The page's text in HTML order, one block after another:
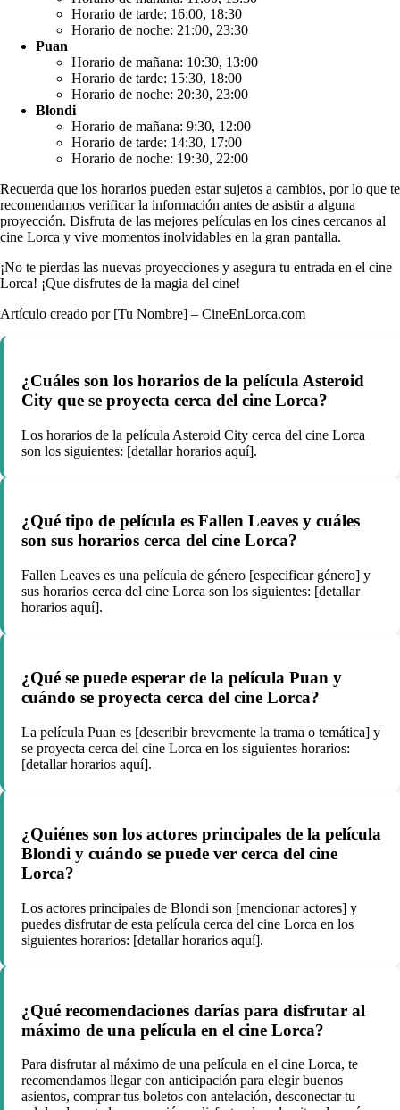
Horario de tarde: 16:00, 18:30
Horario de noche: 21:00, 23:30
Puan
Horario de mañana: 10:30, 13:00
Horario de tarde: 15:30, 18:00
Horario de noche: 20:30, 23:00
Blondi
Horario de mañana: 9:30, 12:00
Horario de tarde: 14:30, 17:00
Horario de noche: 19:30, 22:00
Recuerda que los horarios pueden estar sujetos a cambios, por lo que te
recomendamos verificar la información antes de asistir a alguna
proyección. Disfruta de las mejores películas en los cines cercanos al
cine Lorca y vive momentos inolvidables en la gran pantalla.
¡No te pierdas las nuevas proyecciones y asegura tu entrada en el cine
Lorca! ¡Que disfrutes de la magia del cine!
Artículo creado por [Tu Nombre] – CineEnLorca.com
¿Cuáles son los horarios de la película Asteroid
City que se proyecta cerca del cine Lorca?
Los horarios de la película Asteroid City cerca del cine Lorca
son los siguientes: [detallar horarios aquí].
¿Qué tipo de película es Fallen Leaves y cuáles
son sus horarios cerca del cine Lorca?
Fallen Leaves es una película de género [especificar género] y
sus horarios cerca del cine Lorca son los siguientes: [detallar
horarios aquí].
¿Qué se puede esperar de la película Puan y
cuándo se proyecta cerca del cine Lorca?
La película Puan es [describir brevemente la trama o temática] y
se proyecta cerca del cine Lorca en los siguientes horarios:
[detallar horarios aquí].
¿Quiénes son los actores principales de la película
Blondi y cuándo se puede ver cerca del cine
Lorca?
Los actores principales de Blondi son [mencionar actores] y
puedes disfrutar de esta película cerca del cine Lorca en los
siguientes horarios: [detallar horarios aquí].
¿Qué recomendaciones darías para disfrutar al
máximo de una película en el cine Lorca?
Para disfrutar al máximo de una película en el cine Lorca, te
recomendamos llegar con anticipación para elegir buenos
asientos, comprar tus boletos con antelación, desconectar tu